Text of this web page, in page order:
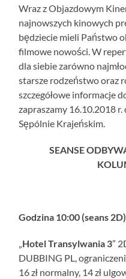
Wraz z Objazdowym
najnowszych kinowych
będziecie mieli Państwo
filmowe nowości. W
dla siebie zarówno
starsze rodzeństwo oraz
szczegółowe informacje
zapraszamy 16.10.2018
Sępólnie Krajeńskim.
SEANSE
Godzina 10:00 (seans
„Hotel Transylwania 3”
DUBBING PL,
16 zł normalny, 14 zł